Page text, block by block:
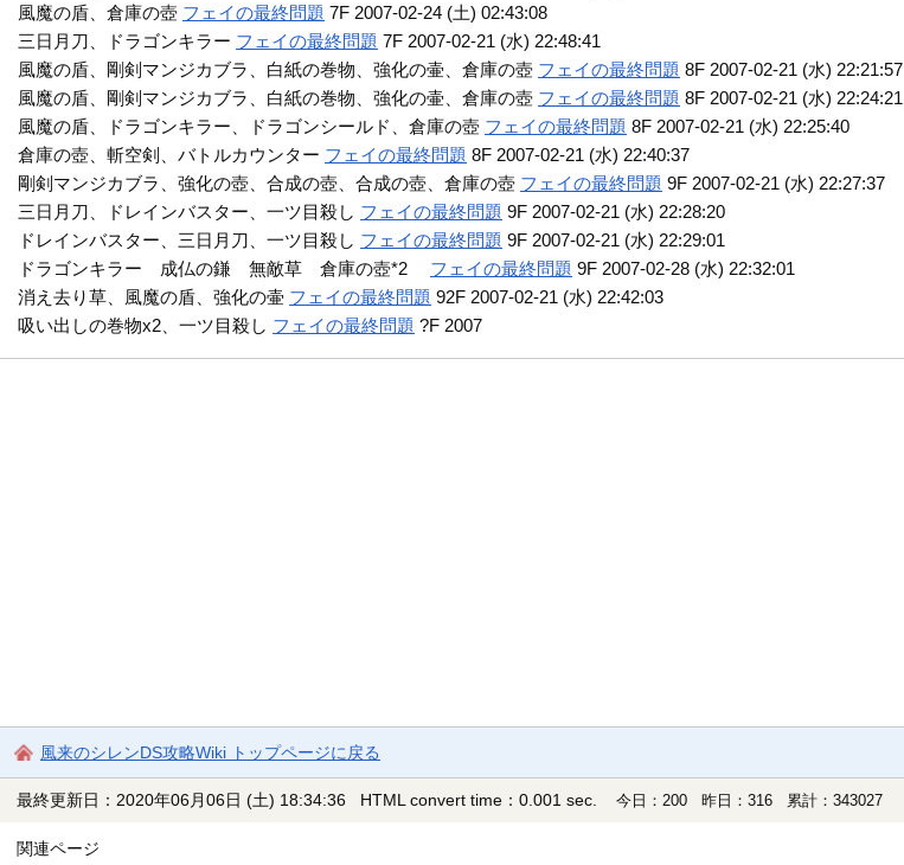
風魔の盾、倉庫の壺 フェイの最終問題 7F 2007-02-24 (土) 02:43:08
三日月刀、ドラゴンキラー フェイの最終問題 7F 2007-02-21 (水) 22:48:41
風魔の盾、剛剣マンジカブラ、白紙の巻物、強化の壷、倉庫の壺 フェイの最終問題 8F 2007-02-21 (水) 22:21:57
風魔の盾、剛剣マンジカブラ、白紙の巻物、強化の壷、倉庫の壺 フェイの最終問題 8F 2007-02-21 (水) 22:24:21
風魔の盾、ドラゴンキラー、ドラゴンシールド、倉庫の壺 フェイの最終問題 8F 2007-02-21 (水) 22:25:40
倉庫の壺、斬空剣、バトルカウンター フェイの最終問題 8F 2007-02-21 (水) 22:40:37
剛剣マンジカブラ、強化の壺、合成の壺、合成の壺、倉庫の壺 フェイの最終問題 9F 2007-02-21 (水) 22:27:37
三日月刀、ドレインバスター、一ツ目殺し フェイの最終問題 9F 2007-02-21 (水) 22:28:20
ドレインバスター、三日月刀、一ツ目殺し フェイの最終問題 9F 2007-02-21 (水) 22:29:01
ドラゴンキラー 成仏の鎌 無敵草 倉庫の壺*2 フェイの最終問題 9F 2007-02-28 (水) 22:32:01
消え去り草、風魔の盾、強化の壷 フェイの最終問題 92F 2007-02-21 (水) 22:42:03
吸い出しの巻物x2、一ツ目殺し フェイの最終問題 ?F 2007
風来のシレンDS攻略Wiki トップページに戻る
最終更新日：2020年06月06日 (土) 18:34:36 HTML convert time：0.001 sec. 今日：200 昨日：316 累計：343027
関連ページ